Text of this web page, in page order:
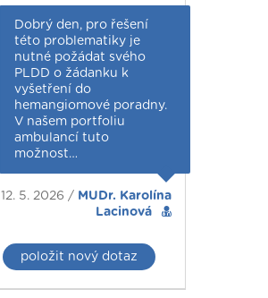
Dobrý den, pro řešení
této problematiky je
nutné požádat svého
PLDD o žádanku k
vyšetření do
hemangiomové poradny.
V našem portfoliu
ambulancí tuto
možnost…
12. 5. 2026 / MUDr. Karolína
Lacinová
položit nový dotaz